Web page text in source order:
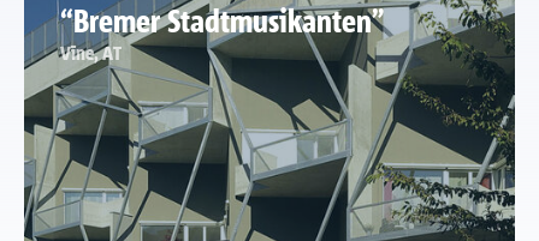
“Bremer Stadtmusikanten”
Vīne, AT